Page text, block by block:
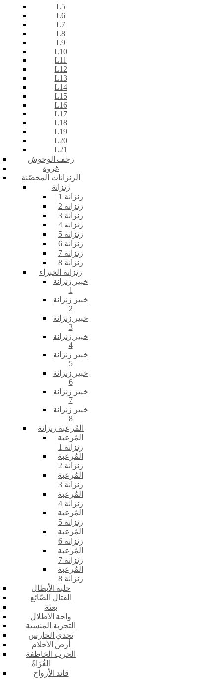
L5
L6
L7
L8
L9
L10
L11
L12
L13
L14
L15
L16
L17
L18
L19
L20
L21
زحف الوحوش
غزوة
الزنزانات المحصّنة
زنزانة
زنزانة 1
زنزانة 2
زنزانة 3
زنزانة 4
زنزانة 5
زنزانة 6
زنزانة 7
زنزانة 8
زنزانة الخبراء
خبير زنزانة
1
خبير زنزانة
2
خبير زنزانة
3
خبير زنزانة
4
خبير زنزانة
5
خبير زنزانة
6
خبير زنزانة
7
خبير زنزانة
8
المُرعبة زنزانة
المُرعبة
زنزانة 1
المُرعبة
زنزانة 2
المُرعبة
زنزانة 3
المُرعبة
زنزانة 4
المُرعبة
زنزانة 5
المُرعبة
زنزانة 6
المُرعبة
زنزانة 7
المُرعبة
زنزانة 8
حلبة الأبطال
القتال الضّائع
بعثة
واحة الأطلال
التجربة المنسية
تحدي الحارس
أرض الأحلام
الحرب الخاطفة
الغُزَاةٌ
قائد الأرواح